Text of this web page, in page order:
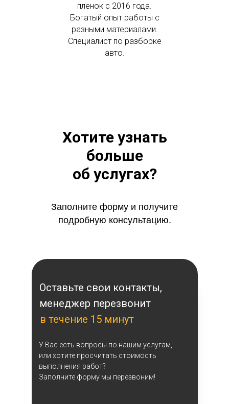
пленок с 2016 года.
Богатый опыт работы с
разными материалами.
Специалист по разборке
авто.
Оставьте свои контакты,
менеджер перезвонит
Хотите узнать
больше
об услугах?
Заполните форму и получите
подробную консультацию.
У Вас есть вопросы по нашим услугам,
или хотите просчитать стоимость
выполнения работ?
Заполните форму мы перезвоним!
в течение 15 минут